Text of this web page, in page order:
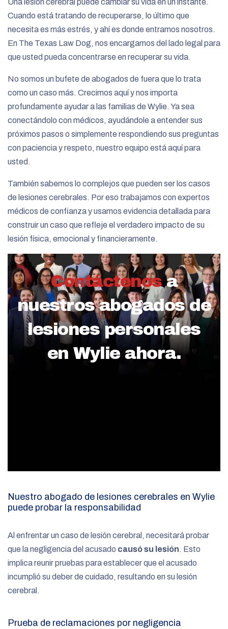
Cuando está tratando de recuperarse, lo último que
necesita es más estrés, y ahí es donde entramos nosotros.
En The Texas Law Dog, nos encargamos del lado legal para
que usted pueda concentrarse en recuperar su vida.
No somos un bufete de abogados de fuera que lo trata
como un caso más. Crecimos aquí y nos importa
profundamente ayudar a las familias de Wylie. Ya sea
conectándolo con médicos, ayudándole a entender sus
próximos pasos o simplemente respondiendo sus preguntas
con paciencia y respeto, nuestro equipo está aquí para
usted.
También sabemos lo complejos que pueden ser los casos
de lesiones cerebrales. Por eso trabajamos con expertos
médicos de confianza y usamos evidencia detallada para
construir un caso que refleje el verdadero impacto de su
lesión física, emocional y financieramente.
Contáctenos a
nuestros abogados de
lesiones personales
en Wylie ahora.
Nuestro abogado de lesiones cerebrales en Wylie
puede probar la responsabilidad
Al enfrentar un caso de lesión cerebral, necesitará probar
que la negligencia del acusado causó su lesión. Esto
implica reunir pruebas para establecer que el acusado
incumplió su deber de cuidado, resultando en su lesión
cerebral.
Prueba de reclamaciones por negligencia